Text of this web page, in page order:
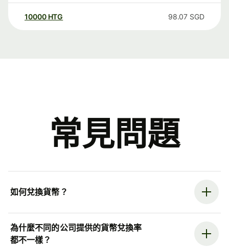
10000 HTG 98.07 SGD
常見問題
如何兌換貨幣？
為什麼不同的公司提供的貨幣兌換率
都不一樣？